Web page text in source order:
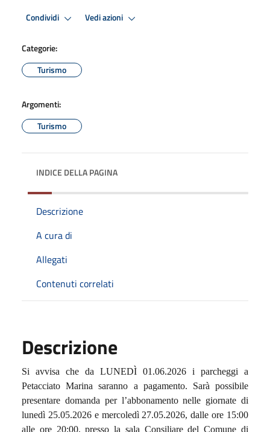
Condividi Vedi azioni
Categorie:
Turismo
Argomenti:
Turismo
INDICE DELLA PAGINA
Descrizione
A cura di
Allegati
Contenuti correlati
Descrizione
Si avvisa che da LUNEDÌ 01.06.2026 i parcheggi a
Petacciato Marina saranno a pagamento. Sarà possibile
presentare domanda per l’abbonamento nelle giornate di
lunedì 25.05.2026 e mercoledì 27.05.2026, dalle ore 15:00
alle ore 20:00, presso la sala Consiliare del Comune di